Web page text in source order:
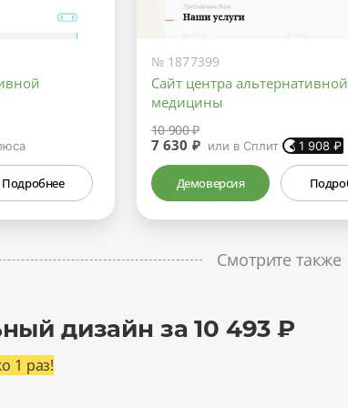
Подробнее
№ 1877399
Сайт центра альтернативной
медицины
10 900 ₽
7 630 ₽ или в Сплит 1 908 ₽
Демоверсия
Смотрите также
дизайн за 10 493 ₽
1 раз!